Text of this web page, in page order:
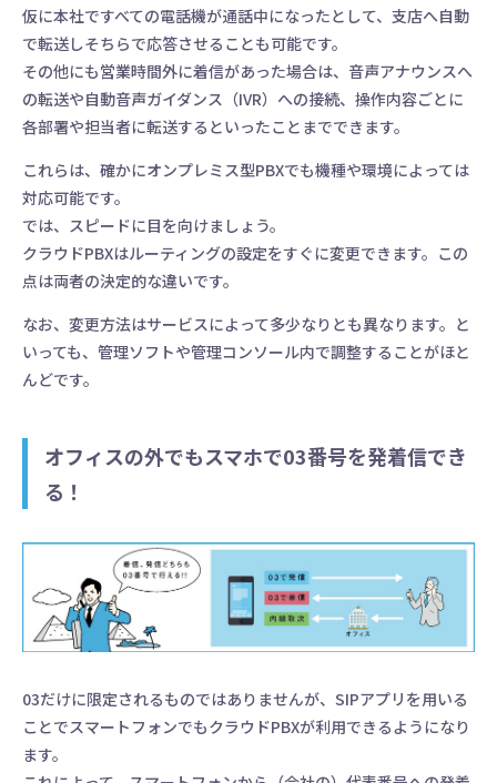
仮に本社ですべての電話機が通話中になったとして、支店へ自動
で転送しそちらで応答させることも可能です。
その他にも営業時間外に着信があった場合は、音声アナウンスへ
の転送や自動音声ガイダンス（IVR）への接続、操作内容ごとに
各部署や担当者に転送するといったことまでできます。
これらは、確かにオンプレミス型PBXでも機種や環境によっては
対応可能です。
では、スピードに目を向けましょう。
クラウドPBXはルーティングの設定をすぐに変更できます。この
点は両者の決定的な違いです。
なお、変更方法はサービスによって多少なりとも異なります。と
いっても、管理ソフトや管理コンソール内で調整することがほと
んどです。
オフィスの外でもスマホで03番号を発着信でき
る！
03だけに限定されるものではありませんが、SIPアプリを用いる
ことでスマートフォンでもクラウドPBXが利用できるようになり
ます。